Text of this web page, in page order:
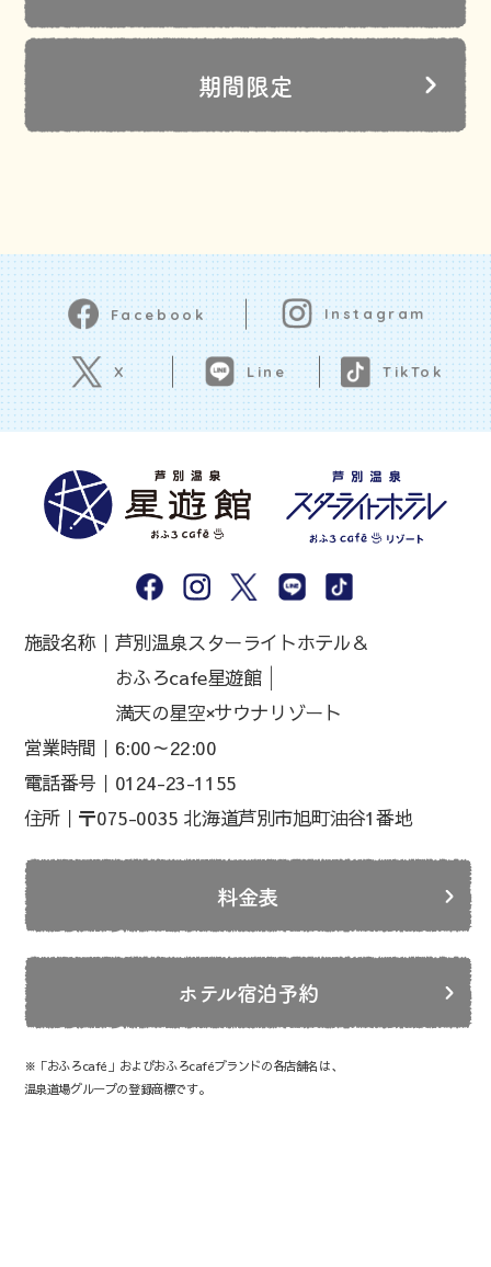
期間限定
Facebook Instagram
X Line TikTok
施設名称｜ 芦別温泉スターライトホテル＆
おふろcafe星遊館│
満天の星空×サウナリゾート
営業時間｜ 6:00～22:00
電話番号｜ 0124-23-1155
住所｜ 〒075-0035 北海道芦別市旭町油谷1番地
料金表
ホテル宿泊予約
※「おふろcafé」およびおふろcaféブランドの各店舗名は、
温泉道場グループの登録商標です。